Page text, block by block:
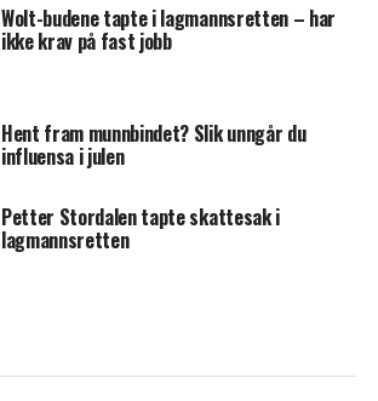
Wolt-budene tapte i lagmannsretten – har
ikke krav på fast jobb
Hent fram munnbindet? Slik unngår du
influensa i julen
Petter Stordalen tapte skattesak i
lagmannsretten